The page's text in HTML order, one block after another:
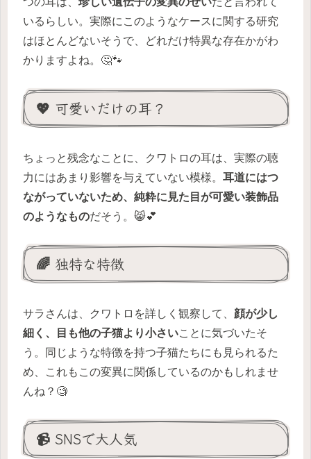
いるらしい。実際にこのようなケースに関する研究
はほとんどないそうで、どれだけ特異な存在かがわ
かりますよね。🤔🐾
💖 可愛いだけの耳？
ちょっと残念なことに、クワトロの耳は、実際の聴
力にはあまり影響を与えていない模様。 耳道にはつ
ながっていないため、純粋に見た目が可愛い装飾品
のようなものだそう。😸💕
🌈 独特な特徴
サラさんは、クワトロを詳しく観察して、 顔が少し
細く、目も他の子猫より小さいことに気づいたそ
う。同じような特徴を持つ子猫たちにも見られるた
め、これもこの変異に関係しているのかもしれませ
んね？🧐
📹 SNSで大人気